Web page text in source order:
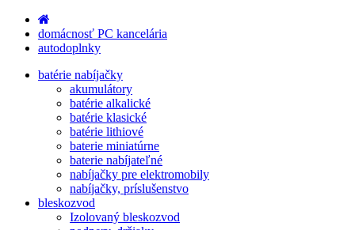
domácnosť PC kancelária
autodoplnky
batérie nabíjačky
akumulátory
batérie alkalické
batérie klasické
batérie lithiové
baterie miniatúrne
baterie nabíjateľné
nabíjačky pre elektromobily
nabíjačky, príslušenstvo
bleskozvod
Izolovaný bleskozvod